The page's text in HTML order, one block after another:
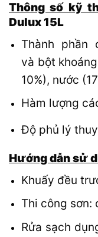
Thông số kỹ
Dulux 15L
Thành phần
và bột
10%), nước
Hàm lượng
Độ phủ lý
Hướng dẫn sử
Khuấy đều
Thi công sơn:
Rửa sạch